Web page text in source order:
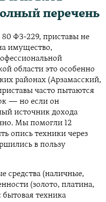
перечень
ФЗ-229, приставы не
имущество,
области это особенно
районах (Арзамасский,
часто пытаются
— но если он
источник дохода
Мы помогли 12
опись техники через
в пользу
средства (наличные,
(золото, платина,
техника